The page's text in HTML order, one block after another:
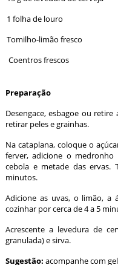
1 folha de louro
Tomilho-limão fresco
Coentros frescos
Preparação
Desengace, esbagoe ou
retirar peles e grainhas.
Na cataplana, coloque o
ferver, adicione o medronho
cebola e metade das
minutos.
Adicione as uvas, o limão, a
cozinhar por cerca de 4 a 5
Acrescente a levedura de
granulada) e sirva.
Sugestão: acompanhe com